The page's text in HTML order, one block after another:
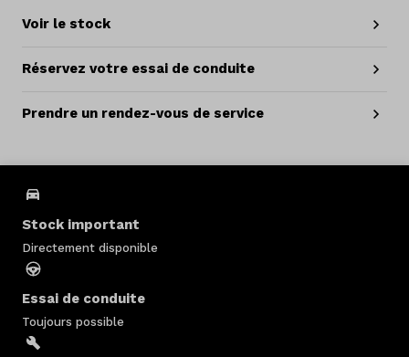
Voir le stock
Réservez votre essai de conduite
Prendre un rendez-vous de service
Stock important
Directement disponible
Essai de conduite
Toujours possible